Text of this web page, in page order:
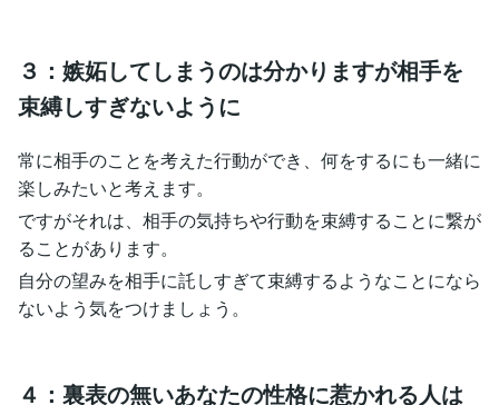
３：嫉妬してしまうのは分かりますが相手を
束縛しすぎないように
常に相手のことを考えた行動ができ、何をするにも一緒に
楽しみたいと考えます。
ですがそれは、相手の気持ちや行動を束縛することに繋が
ることがあります。
自分の望みを相手に託しすぎて束縛するようなことになら
ないよう気をつけましょう。
４：裏表の無いあなたの性格に惹かれる人は